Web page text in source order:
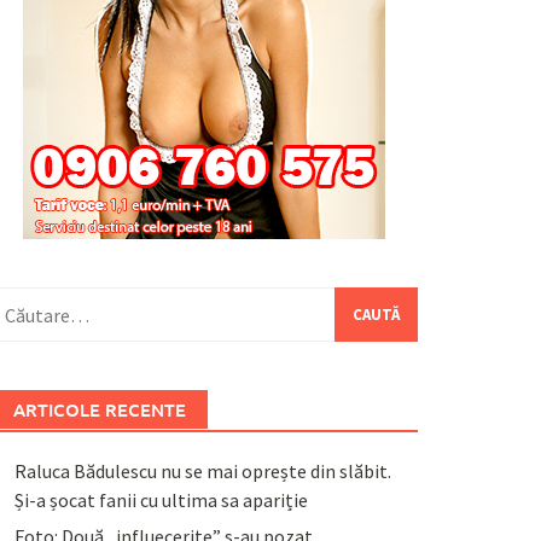
ARTICOLE RECENTE
Raluca Bădulescu nu se mai oprește din slăbit.
Și-a șocat fanii cu ultima sa apariție